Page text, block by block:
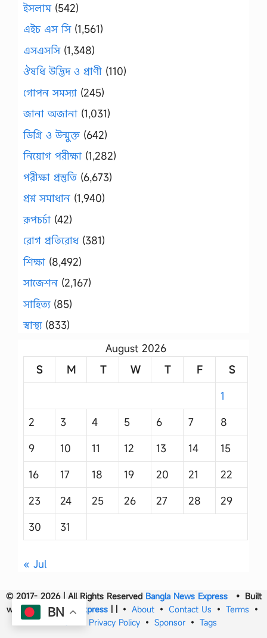
ইসলাম(542)
এইচ এস সি(1,561)
এসএসসি(1,348)
ঔষধি উদ্ভিদ ও প্রাণী (110)
গোপন সমস্যা (245)
জানা অজানা (1,031)
ডিগ্রি ও উন্মুক্ত (642)
নিয়োগ পরীক্ষা (1,282)
পরীক্ষা প্রস্তুতি (6,673)
প্রশ্ন সমাধান (1,940)
রূপচর্চা (42)
রোগ প্রতিরোধ(381)
শিক্ষা (8,492)
সাজেশন (2,167)
সাহিত্য(85)
স্বাস্থ্য(833)
August 2026
S
M T W T F
S
1
2
3 4 5 6 7
8
9
10 11 12 13 14
15
16
17 18 19 20 21
22
23
24 25 26 27 28
29
30
31
« Jul
© 2017- 2026 | All Rights Reserved Bangla News Express• Built
withBangla News Express | | • About • Contact Us • Terms •
Privacy Policy • Sponsor • Tags
BN